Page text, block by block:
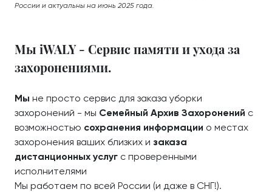
России и актуальны на июнь 2025 года.
Мы iWALY - Сервис памяти и ухода за
захоронениями.
Мы не просто сервис для заказа уборки
захоронений - мы Семейный Архив Захоронений с
возможностью сохранения информации о местах
захоронения ваших близких и заказа
дистанционных услуг с проверенными
исполнителями
Мы работаем по всей России (и даже в СНГ!).